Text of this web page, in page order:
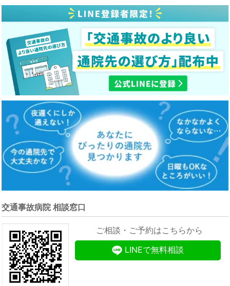
交通事故病院 相談窓口
ご相談・ご予約はこちらから
LINEで無料相談